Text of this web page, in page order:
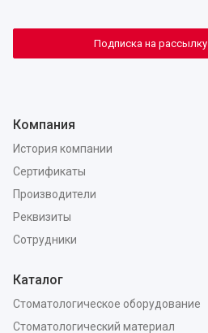
Подписка на рассылку
Компания
История компании
Сертификаты
Производители
Реквизиты
Сотрудники
Каталог
Стоматологическое оборудование
Стоматологический материал